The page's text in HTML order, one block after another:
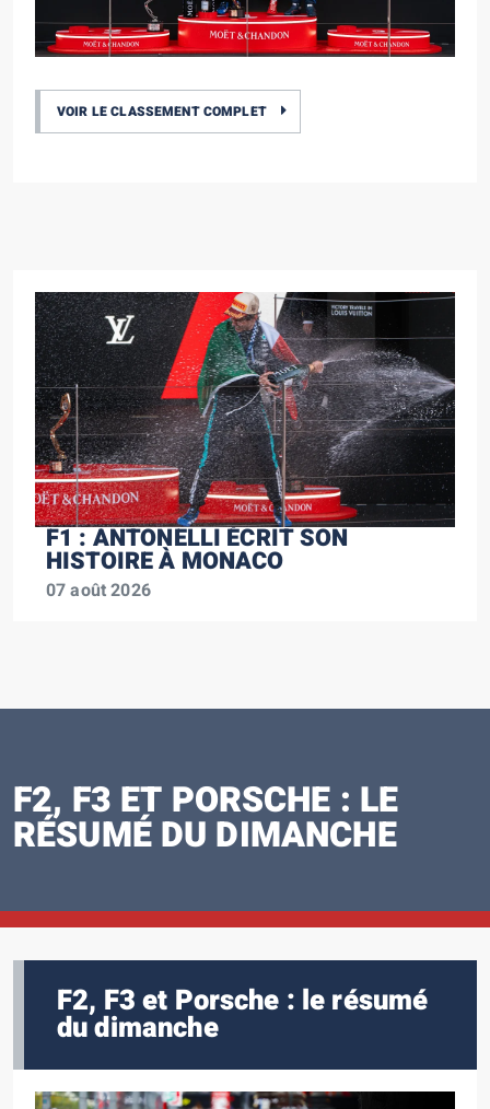
F1 : ANTONELLI ÉCRIT SON
HISTOIRE À MONACO
07 août 2026
VOIR LE CLASSEMENT COMPLET
F2, F3 ET PORSCHE : LE
RÉSUMÉ DU DIMANCHE
F2, F3 et Porsche : le résumé
du dimanche